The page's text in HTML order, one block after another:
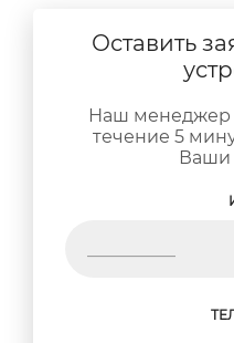
Оставить
Наш менеджер
течение 5
Ваши